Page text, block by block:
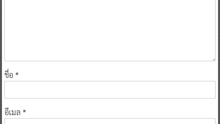
ชื่อ *
อีเมล *